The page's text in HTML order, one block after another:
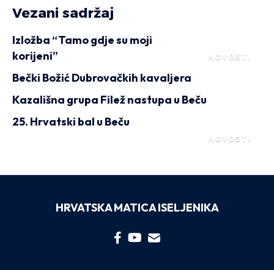
Vezani sadržaj
NOVOSTI
Izložba “Tamo gdje su moji
korijeni”
Bečki Božić Dubrovačkih kavaljera
Kazališna grupa Filež nastupa u Beču
NOVOSTI
25. Hrvatski bal u Beču
HRVATSKA MATICA ISELJENIKA